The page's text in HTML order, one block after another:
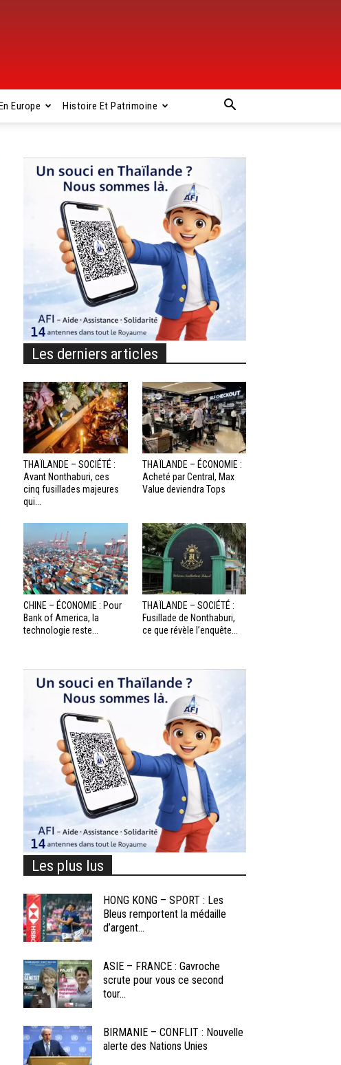
Europe Histoire Et Patrimoine
Les derniers articles
THAÏLANDE – SOCIÉTÉ :
Avant Nonthaburi, ces
cinq fusillades majeures
qui...
THAÏLANDE – ÉCONOMIE :
Acheté par Central, Max
Value deviendra Tops
CHINE – ÉCONOMIE : Pour
Bank of America, la
technologie reste...
THAÏLANDE – SOCIÉTÉ :
Fusillade de Nonthaburi,
ce que révèle l’enquête...
Les plus lus
HONG KONG – SPORT : Les
Bleus remportent la médaille
d’argent...
ASIE – FRANCE : Gavroche
scrute pour vous ce second
tour...
BIRMANIE – CONFLIT : Nouvelle
alerte des Nations Unies